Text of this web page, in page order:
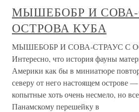
МЫШЕБОБР И СОВА-
ОСТРОВА КУБА
МЫШЕБОБР И СОВА-СТРАУС С
Интересно, что история фауны
Америки как бы в миниатюре
северу от него настоящем
копытные хоть очень несмело, но
Панамскому перешейку в